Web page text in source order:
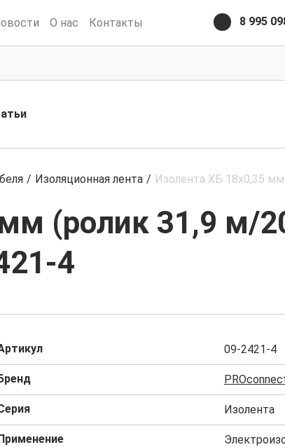
О нас Контакты 8 995
/ Изоляционная лента / Изолента ХБ 18х0,35
(ролик 31,9 м/
4
09-2421-4
Изолента